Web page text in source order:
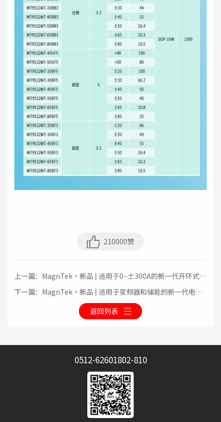
210000赞
上一篇：MagnTek·新品 | 适用于0~±300A的新一代开环式电
下一篇：MagnTek·新品 | 适用于变频器和储能的新一代电流
返回列表
0512-62601802-810